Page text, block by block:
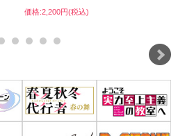
価格:2,200円(税込)